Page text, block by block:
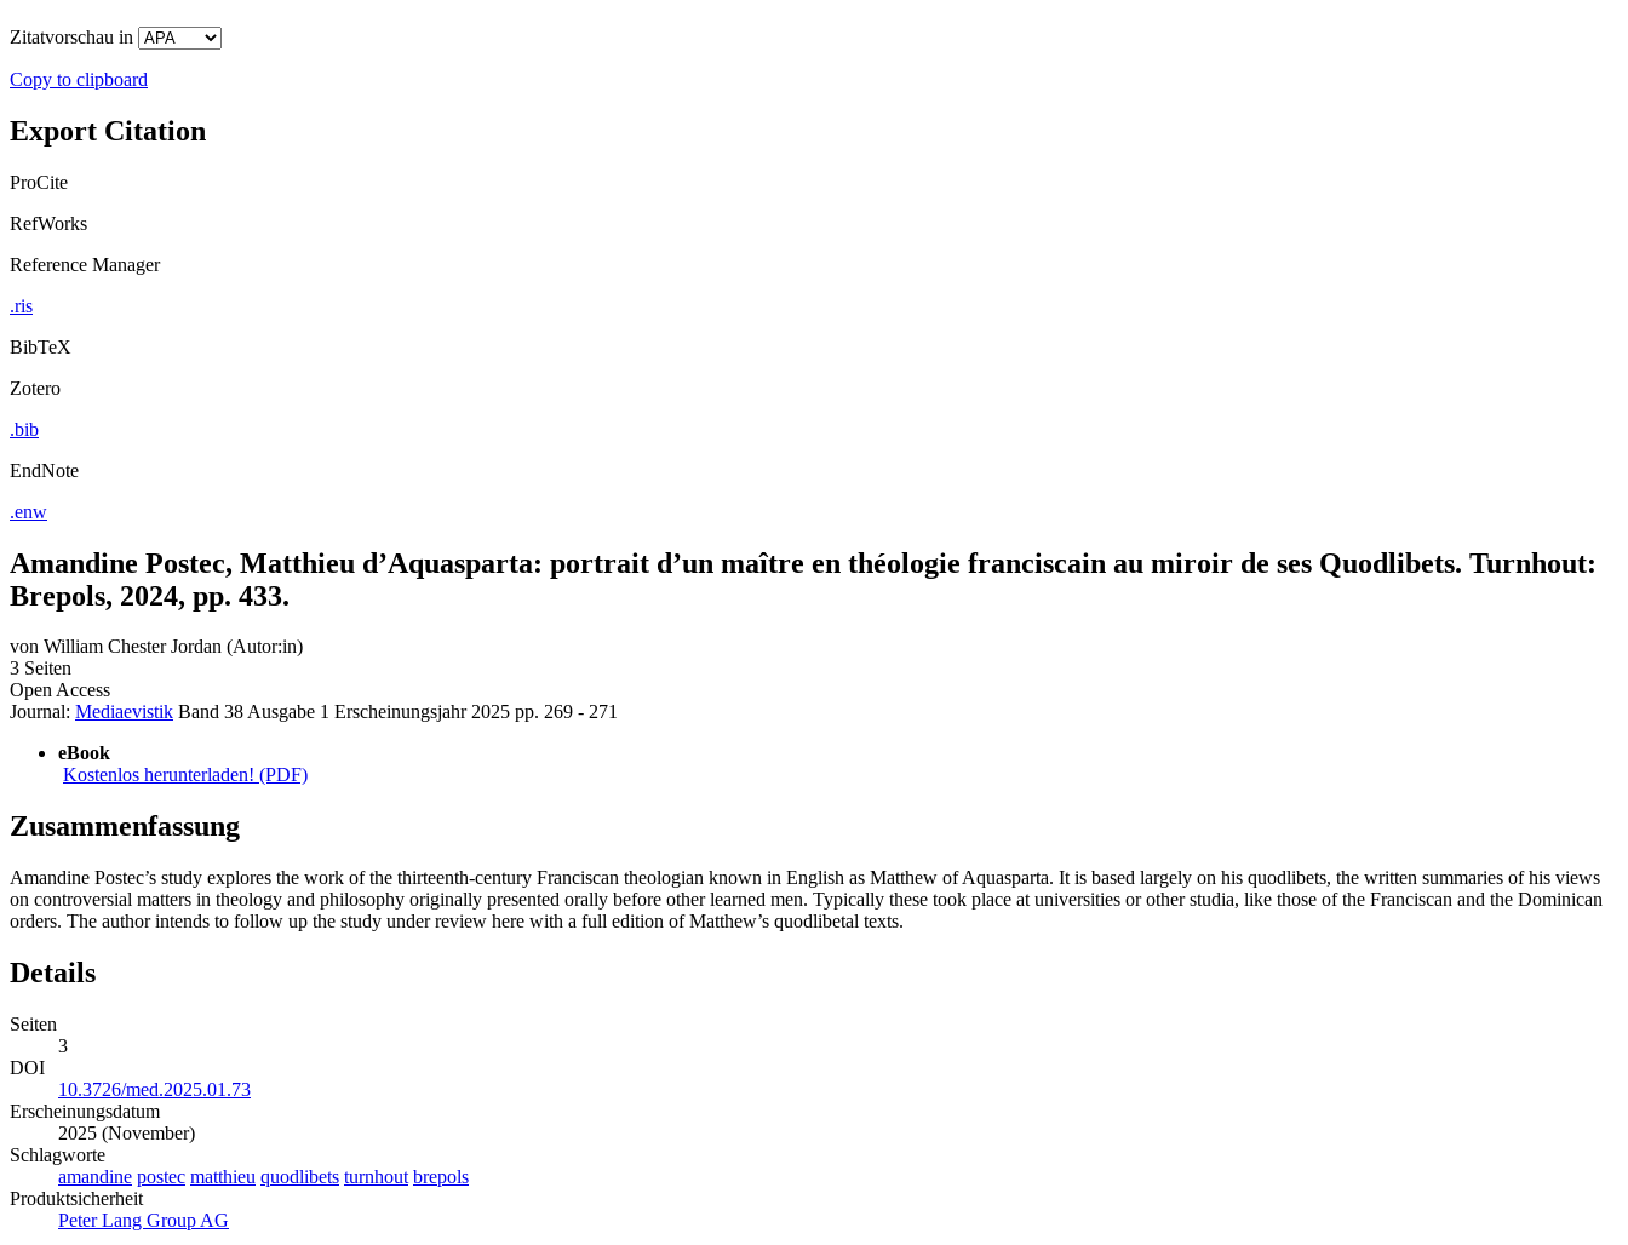
Zitatvorschau in
Copy to clipboard
Export Citation
ProCite
RefWorks
Reference Manager
.ris
BibTeX
Zotero
.bib
EndNote
.enw
Amandine Postec, Matthieu d’Aquasparta: portrait d’un maître en théologie franciscain au miroir de ses Quodlibets. Turnhout:
Brepols, 2024, pp. 433.
von William Chester Jordan (Autor:in)
3 Seiten
Open Access
Journal: Mediaevistik Band 38Ausgabe 1 Erscheinungsjahr 2025 pp. 269 - 271
eBook
Kostenlos herunterladen! (PDF)
Zusammenfassung
Amandine Postec’s study explores the work of the thirteenth-century Franciscan theologian known in English as Matthew of Aquasparta. It is based largely on his quodlibets, the written summaries of his views
on controversial matters in theology and philosophy originally presented orally before other learned men. Typically these took place at universities or other studia, like those of the Franciscan and the Dominican
orders. The author intends to follow up the study under review here with a full edition of Matthew’s quodlibetal texts.
Details
Seiten
3
DOI
10.3726/med.2025.01.73
Erscheinungsdatum
2025 (November)
Schlagworte
amandine postec matthieu quodlibets turnhout brepols
Produktsicherheit
Peter Lang Group AG